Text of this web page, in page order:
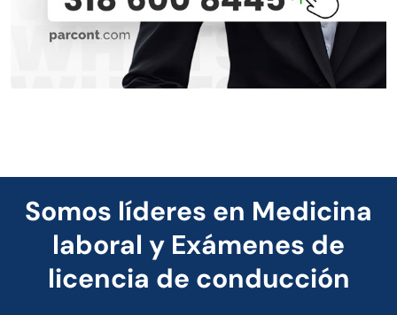
Somos líderes en Medicina
laboral y Exámenes de
licencia de conducción